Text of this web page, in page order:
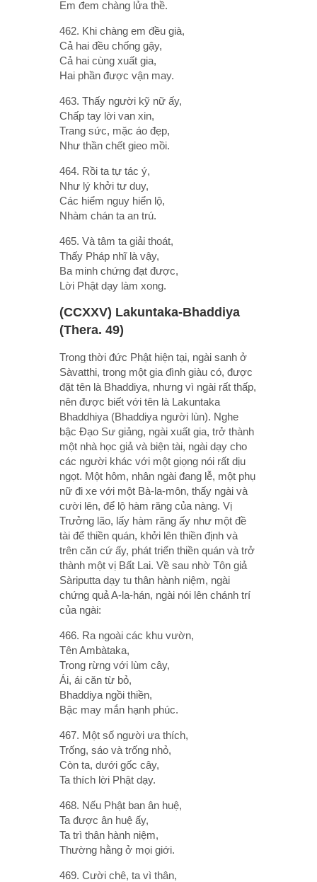
Em đem chàng lửa thề.
462. Khi chàng em đều già,
Cả hai đều chống gậy,
Cả hai cùng xuất gia,
Hai phần được vận may.
463. Thấy người kỹ nữ ấy,
Chấp tay lời van xin,
Trang sức, mặc áo đẹp,
Như thần chết gieo mồi.
464. Rồi ta tự tác ý,
Như lý khởi tư duy,
Các hiểm nguy hiển lộ,
Nhàm chán ta an trú.
465. Và tâm ta giải thoát,
Thấy Pháp nhĩ là vậy,
Ba minh chứng đạt được,
Lời Phật dạy làm xong.
(CCXXV) Lakuntaka-Bhaddiya
(Thera. 49)
Trong thời đức Phật hiện tại, ngài sanh ở
Sàvatthi, trong một gia đình giàu có, được
đặt tên là Bhaddiya, nhưng vì ngài rất thấp,
nên được biết với tên là Lakuntaka
Bhaddhiya (Bhaddiya người lùn). Nghe
bậc Ðạo Sư giảng, ngài xuất gia, trở thành
một nhà học giả và biện tài, ngài dạy cho
các người khác với một giọng nói rất dịu
ngọt. Một hôm, nhân ngài đang lễ, một phụ
nữ đi xe với một Bà-la-môn, thấy ngài và
cười lên, để lộ hàm răng của nàng. Vị
Trưởng lão, lấy hàm răng ấy như một đề
tài để thiền quán, khởi lên thiền định và
trên căn cứ ấy, phát triển thiền quán và trở
thành một vị Bất Lai. Về sau nhờ Tôn giả
Sàriputta dạy tu thân hành niệm, ngài
chứng quả A-la-hán, ngài nói lên chánh trí
của ngài:
466. Ra ngoài các khu vườn,
Tên Ambàtaka,
Trong rừng với lùm cây,
Ái, ái căn từ bỏ,
Bhaddiya ngồi thiền,
Bậc may mắn hạnh phúc.
467. Một số người ưa thích,
Trống, sáo và trống nhỏ,
Còn ta, dưới gốc cây,
Ta thích lời Phật dạy.
468. Nếu Phật ban ân huệ,
Ta được ân huệ ấy,
Ta trì thân hành niệm,
Thường hằng ở mọi giới.
469. Cười chê, ta vì thân,